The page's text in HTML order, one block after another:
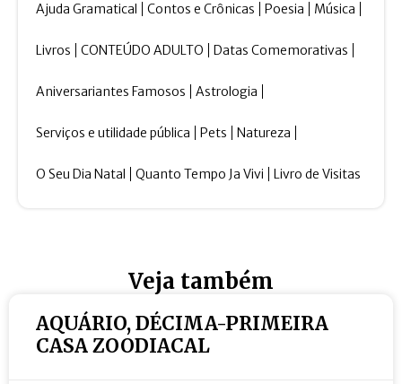
Ajuda Gramatical Contos e Crônicas Poesia Música
Livros CONTEÚDO ADULTO Datas Comemorativas
Aniversariantes Famosos Astrologia
Serviços e utilidade pública Pets Natureza
O Seu Dia Natal Quanto Tempo Ja Vivi Livro de Visitas
Veja também
AQUÁRIO, DÉCIMA-PRIMEIRA
CASA ZOODIACAL